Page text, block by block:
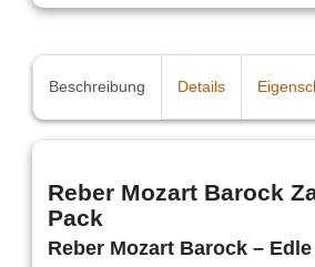
Beschreibung Details
Reber Mozart Barock
Pack
Reber Mozart Barock –